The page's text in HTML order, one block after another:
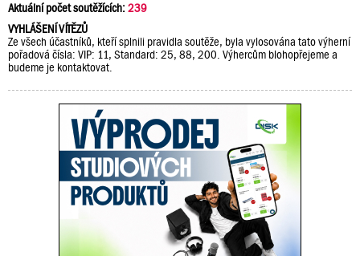
Aktuální počet soutěžících:239
VYHLÁŠENÍ VÍTĚZŮ
Ze všech účastníků, kteří splnili pravidla soutěže, byla vylosována tato výherní
pořadová čísla: VIP: 11, Standard: 25, 88, 200. Výhercům blohopřejeme a
budeme je kontaktovat.